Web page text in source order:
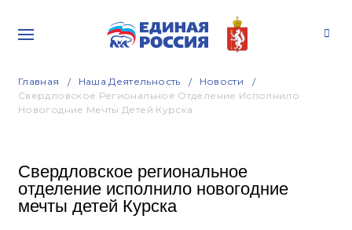
Главная Наша Деятельность
Новости
Свердловское Региональное Отделение Исполнило
Новогодние Мечты Детей Курска
Свердловское региональное
отделение исполнило новогодние
мечты детей Курска